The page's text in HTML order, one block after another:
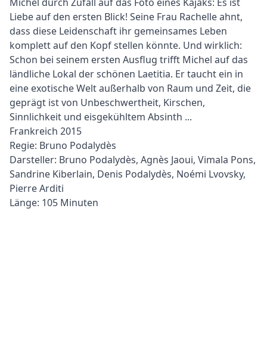
Liebe auf den ersten Blick! Seine Frau Rachelle ahnt,
dass diese Leidenschaft ihr gemeinsames Leben
komplett auf den Kopf stellen könnte. Und wirklich:
Schon bei seinem ersten Ausflug trifft Michel auf das
ländliche Lokal der schönen Laetitia. Er taucht ein in
eine exotische Welt außerhalb von Raum und Zeit, die
geprägt ist von Unbeschwertheit, Kirschen,
Sinnlichkeit und eisgekühltem Absinth ...
Frankreich 2015
Regie: Bruno Podalydès
Darsteller: Bruno Podalydès, Agnès Jaoui, Vimala Pons,
Sandrine Kiberlain, Denis Podalydès, Noémi Lvovsky,
Pierre Arditi
Länge: 105 Minuten